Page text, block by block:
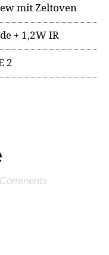
mit Zeltoven
+ 1,2W IR
2